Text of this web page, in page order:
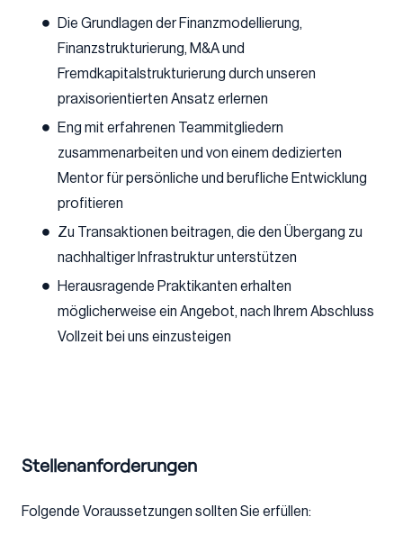
Die Grundlagen der Finanzmodellierung,
Finanzstrukturierung, M&A und
Fremdkapitalstrukturierung durch unseren
praxisorientierten Ansatz erlernen
Eng mit erfahrenen Teammitgliedern
zusammenarbeiten und von einem dedizierten
Mentor für persönliche und berufliche Entwicklung
profitieren
Zu Transaktionen beitragen, die den Übergang zu
nachhaltiger Infrastruktur unterstützen
Herausragende Praktikanten erhalten
möglicherweise ein Angebot, nach Ihrem Abschluss
Vollzeit bei uns einzusteigen
Stellenanforderungen
Folgende Voraussetzungen sollten Sie erfüllen: